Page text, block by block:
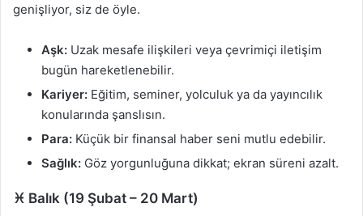
genişliyor, siz de öyle.
Aşk: Uzak mesafe ilişkileri veya çevrimiçi iletişim
bugün hareketlenebilir.
Kariyer: Eğitim, seminer, yolculuk ya da yayıncılık
konularında şanslısın.
Para: Küçük bir finansal haber seni mutlu edebilir.
Sağlık: Göz yorgunluğuna dikkat; ekran süreni azalt.
♓ Balık (19 Şubat – 20 Mart)